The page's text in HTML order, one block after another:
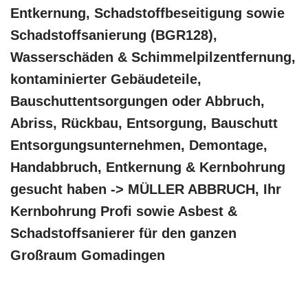
Entkernung, Schadstoffbeseitigung sowie
Schadstoffsanierung (BGR128),
Wasserschäden & Schimmelpilzentfernung,
kontaminierter Gebäudeteile,
Bauschuttentsorgungen oder Abbruch,
Abriss, Rückbau, Entsorgung, Bauschutt
Entsorgungsunternehmen, Demontage,
Handabbruch, Entkernung & Kernbohrung
gesucht haben -> MÜLLER ABBRUCH, Ihr
Kernbohrung Profi sowie Asbest &
Schadstoffsanierer für den ganzen
Großraum Gomadingen